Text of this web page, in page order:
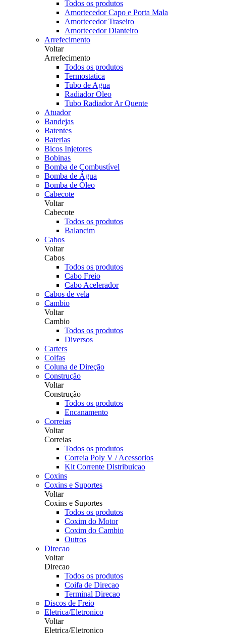
Todos os produtos
Amortecedor Capo e Porta Mala
Amortecedor Traseiro
Amortecedor Dianteiro
Arrefecimento
Voltar
Arrefecimento
Todos os produtos
Termostatica
Tubo de Agua
Radiador Oleo
Tubo Radiador Ar Quente
Atuador
Bandejas
Batentes
Baterias
Bicos Injetores
Bobinas
Bomba de Combustível
Bomba de Água
Bomba de Óleo
Cabecote
Voltar
Cabecote
Todos os produtos
Balancim
Cabos
Voltar
Cabos
Todos os produtos
Cabo Freio
Cabo Acelerador
Cabos de vela
Cambio
Voltar
Cambio
Todos os produtos
Diversos
Carters
Coifas
Coluna de Direção
Construção
Voltar
Construção
Todos os produtos
Encanamento
Correias
Voltar
Correias
Todos os produtos
Correia Poly V / Acessorios
Kit Corrente Distribuicao
Coxins
Coxins e Suportes
Voltar
Coxins e Suportes
Todos os produtos
Coxim do Motor
Coxim do Cambio
Outros
Direcao
Voltar
Direcao
Todos os produtos
Coifa de Direcao
Terminal Direcao
Discos de Freio
Eletrica/Eletronico
Voltar
Eletrica/Eletronico